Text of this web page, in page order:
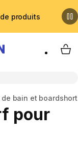
produits
My
bain et
pour